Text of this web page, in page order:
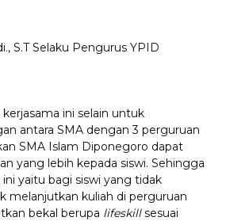
S.T Selaku Pengurus YPID
ini selain untuk
antara SMA dengan 3 perguruan
SMA Islam Diponegoro dapat
yang lebih kepada siswi. Sehingga
yaitu bagi siswi yang tidak
melanjutkan kuliah di perguruan
bekal berupa lifeskillsesuai